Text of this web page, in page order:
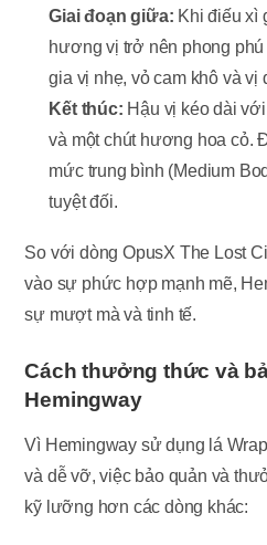
Giai đoạn giữa: Khi điếu xì
hương vị trở nên phong
gia vị nhẹ, vỏ cam khô và vị
Kết thúc: Hậu vị kéo dài
và một chút hương hoa cỏ.
mức trung bình (Medium
tuyệt đối.
So với dòng OpusX The Lost
vào sự phức hợp mạnh mẽ,
sự mượt mà và tinh tế.
Cách thưởng thức và
Hemingway
Vì Hemingway sử dụng lá
và dễ vỡ, việc bảo quản và
kỹ lưỡng hơn các dòng khác: